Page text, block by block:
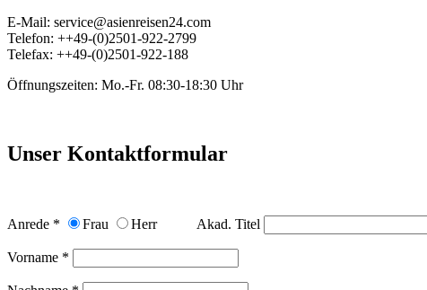
E-Mail: service@asienreisen24.com
Telefon: ++49-(0)2501-922-2799
Telefax: ++49-(0)2501-922-188
Öffnungszeiten: Mo.-Fr. 08:30-18:30 Uhr
Unser Kontaktformular
Anrede * Frau Herr Akad. Titel
Vorname *